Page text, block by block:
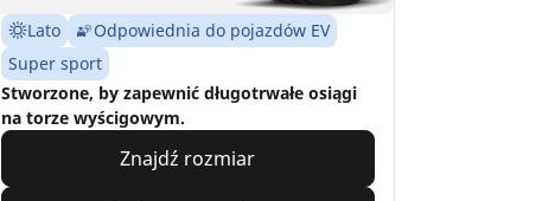
Lato
Odpowiednia do pojazdów EV
Super sport
Stworzone, by zapewnić długotrwałe osiągi
na torze wyścigowym.
Znajdź rozmiar